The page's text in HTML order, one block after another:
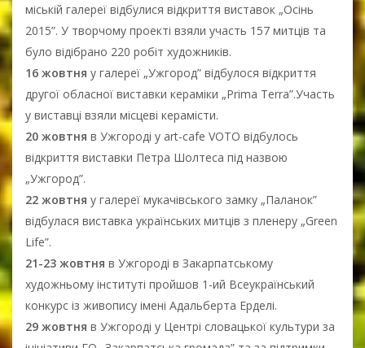
міській галереї відбулися відкриття виставок „Осінь
2015”. У творчому проекті взяли участь 157 митців та
було відібрано 220 робіт художників.
16 жовтня у галереї „Ужгород” відбулося відкриття
другої обласної виставки кераміки „Prima Terra”.Участь
у виставці взяли місцеві керамісти.
20 жовтня в Ужгороді у art-cafe VOTO відбулось
відкриття виставки Петра Шолтеса під назвою
„Ужгород”.
22 жовтня у галереї мукачівського замку „Паланок”
відбулася виставка українських митців з пленеру „Green
Life”.
21-23 жовтня в Ужгороді в Закарпатському
художньому інституті пройшов 1-ий Всеукраїнський
конкурс із живопису імені Адальберта Ерделі.
29 жовтня в Ужгороді у Центрі словацької культури за